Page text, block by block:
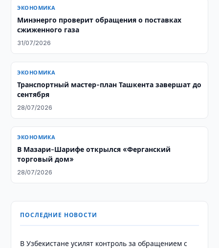
ЭКОНОМИКА
Минэнерго проверит обращения о поставках
сжиженного газа
31/07/2026
ЭКОНОМИКА
Транспортный мастер-план Ташкента завершат до
сентября
28/07/2026
ЭКОНОМИКА
В Мазари-Шарифе открылся «Ферганский
торговый дом»
28/07/2026
ПОСЛЕДНИЕ НОВОСТИ
В Узбекистане усилят контроль за обращением с